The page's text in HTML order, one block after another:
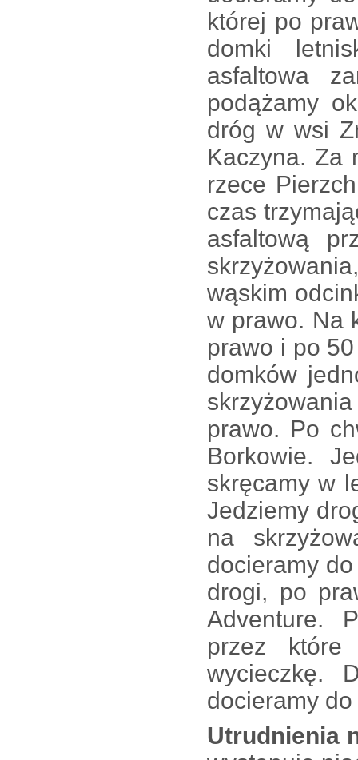
której po
domki
asfaltowa
podążamy
dróg w wsi
Kaczyna. Za
rzece
czas
asfaltową
wąskim
w prawo. Na
prawo i po
domków
prawo. Po
Borkowie.
skręcamy w
Jedziemy
na
docieramy
drogi, po
Adventure.
przez które
wycieczkę.
docieramy
Utrudnienia